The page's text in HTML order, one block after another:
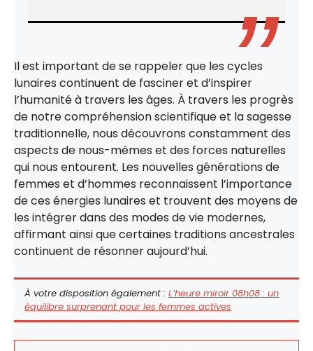
Il est important de se rappeler que les cycles
lunaires continuent de fasciner et d’inspirer
l’humanité à travers les âges. À travers les progrès
de notre compréhension scientifique et la sagesse
traditionnelle, nous découvrons constamment des
aspects de nous-mêmes et des forces naturelles
qui nous entourent. Les nouvelles générations de
femmes et d’hommes reconnaissent l’importance
de ces énergies lunaires et trouvent des moyens de
les intégrer dans des modes de vie modernes,
affirmant ainsi que certaines traditions ancestrales
continuent de résonner aujourd’hui.
À votre disposition également : L’heure miroir 08h08 : un
équilibre surprenant pour les femmes actives